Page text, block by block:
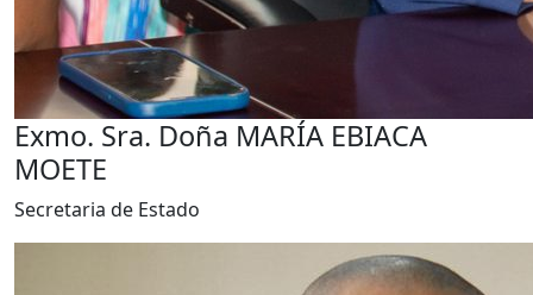
Exmo. Sra. Doña MARÍA EBIACA
MOETE
Secretaria de Estado